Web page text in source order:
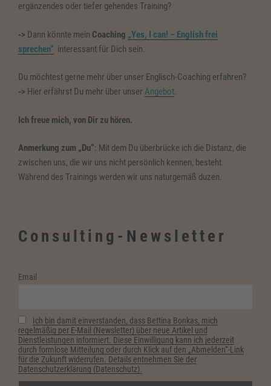
ergänzendes oder tiefer gehendes Training?
-> Dann könnte mein Coaching „Yes, I can! – English frei
sprechen“ interessant für Dich sein.
Du möchtest gerne mehr über unser Englisch-Coaching erfahren?
-> Hier erfährst Du mehr über unser Angebot.
Ich freue mich, von Dir zu hören.
Anmerkung zum „Du“: Mit dem Du überbrücke ich die Distanz, die
zwischen uns, die wir uns nicht persönlich kennen, besteht.
Während des Trainings werden wir uns naturgemäß duzen.
Consulting-Newsletter
Email
Ich bin damit einverstanden, dass Bettina Bonkas, mich
regelmäßig per E-Mail (Newsletter) über neue Artikel und
Dienstleistungen informiert. Diese Einwilligung kann ich jederzeit
durch formlose Mitteilung oder durch Klick auf den „Abmelden“-Link
für die Zukunft widerrufen. Details entnehmen Sie der
Datenschutzerklärung (Datenschutz).